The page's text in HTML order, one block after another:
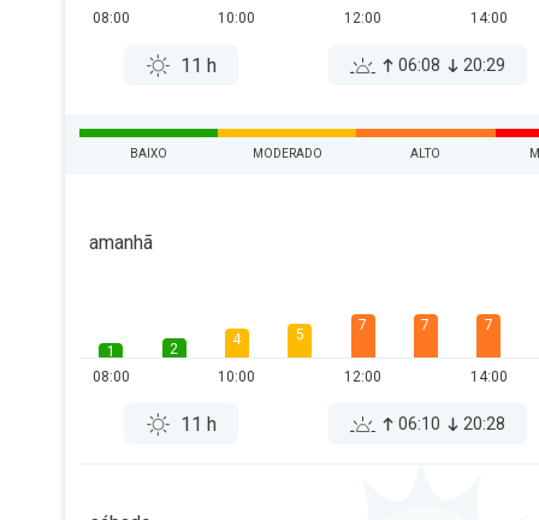
08:00
10:00 12:00 14:00
11 h 06:08 20:29
BAIXO MODERADO ALTO
amanhã
1
08:00
2
4
10:00
5
7
12:00
7 7
14:00
11 h 06:10 20:28